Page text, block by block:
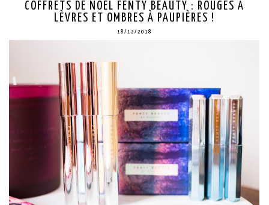
COFFRETS DE NOËL FENTY BEAUTY : ROUGES À
LÈVRES ET OMBRES À PAUPIÈRES !
18/12/2018